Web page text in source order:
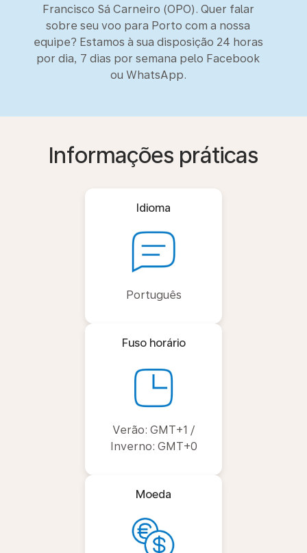
Francisco Sá Carneiro (OPO). Quer falar
sobre seu voo para Porto com a nossa
equipe? Estamos à sua disposição 24 horas
por dia, 7 dias por semana pelo Facebook
ou WhatsApp.
Informações práticas
Idioma
Português
Fuso horário
Verão: GMT+1 /
Inverno: GMT+0
Moeda